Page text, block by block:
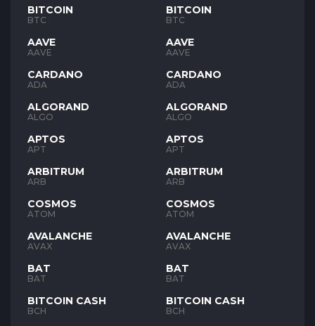
BITCOIN
BTC
AAVE
AAVE
CARDANO
ADA
ALGORAND
ALGO
APTOS
APT
ARBITRUM
ARB
COSMOS
ATOM
AVALANCHE
AVAX
BAT
BAT
BITCOIN CASH
BCH
BITCOIN
BTC
AAVE
AAVE
CARDANO
ADA
ALGORAND
ALGO
APTOS
APT
ARBITRUM
ARB
COSMOS
ATOM
AVALANCHE
AVAX
BAT
BAT
BITCOIN CASH
BCH